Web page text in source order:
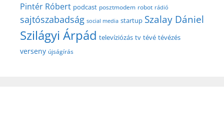
Pintér Róbert podcast posztmodem robot rádió
sajtószabadság social media startup Szalay Dániel
Szilágyi Árpád televíziózás tv tévé tévézés
verseny újságírás